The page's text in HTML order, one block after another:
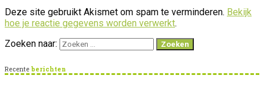
Deze site gebruikt Akismet om spam te verminderen. Bekijk
hoe je reactie gegevens worden verwerkt.
Zoeken naar:
Recente berichten